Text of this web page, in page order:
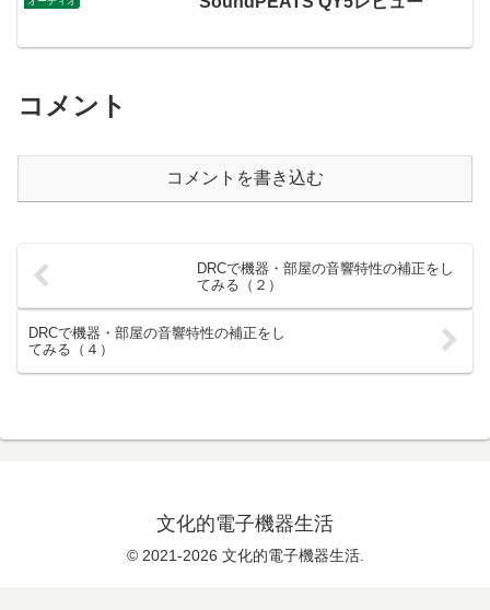
コメント
コメントを書き込む
DRCで機器・部屋の音響特性の補正をし
てみる（２）
DRCで機器・部屋の音響特性の補正をし
てみる（４）
文化的電子機器生活
© 2021-2026 文化的電子機器生活.